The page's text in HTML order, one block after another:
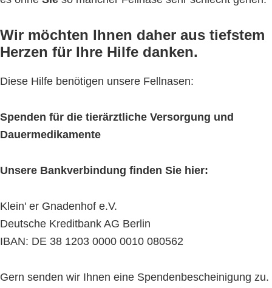
Wir möchten Ihnen daher aus tiefstem
Herzen für Ihre Hilfe danken.
Diese Hilfe benötigen unsere Fellnasen:
Spenden für die tierärztliche Versorgung und
Dauermedikamente
Unsere Bankverbindung finden Sie hier:
Klein' er Gnadenhof e.V.
Deutsche Kreditbank AG Berlin
IBAN: DE 38 1203 0000 0010 080562
Gern senden wir Ihnen eine Spendenbescheinigung zu.